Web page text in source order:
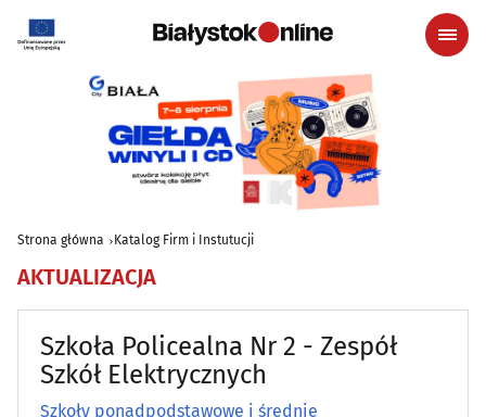
Strona główna Katalog Firm i Instutucji
AKTUALIZACJA
Szkoła Policealna Nr 2 - Zespół
Szkół Elektrycznych
Szkoły ponadpodstawowe i średnie